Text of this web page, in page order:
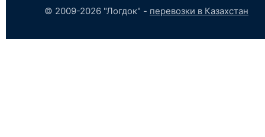
© 2009-2026 "Логдок" - перевозки в Казахстан